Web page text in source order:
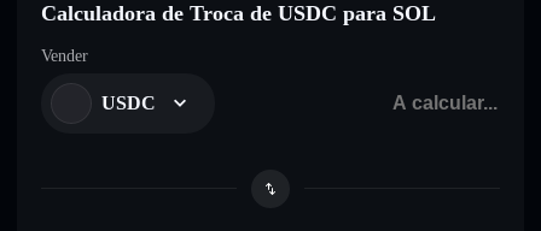
Calculadora de Troca de USDC para SOL
Vender
USDC